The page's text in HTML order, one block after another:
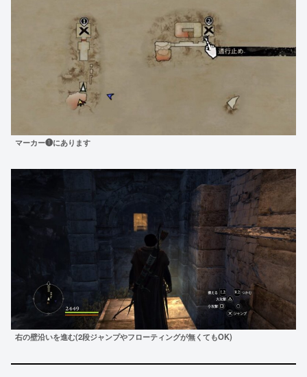
マーカー❶にあります
右の壁沿いを進む(2段ジャンプやフローティングが無くてもOK)